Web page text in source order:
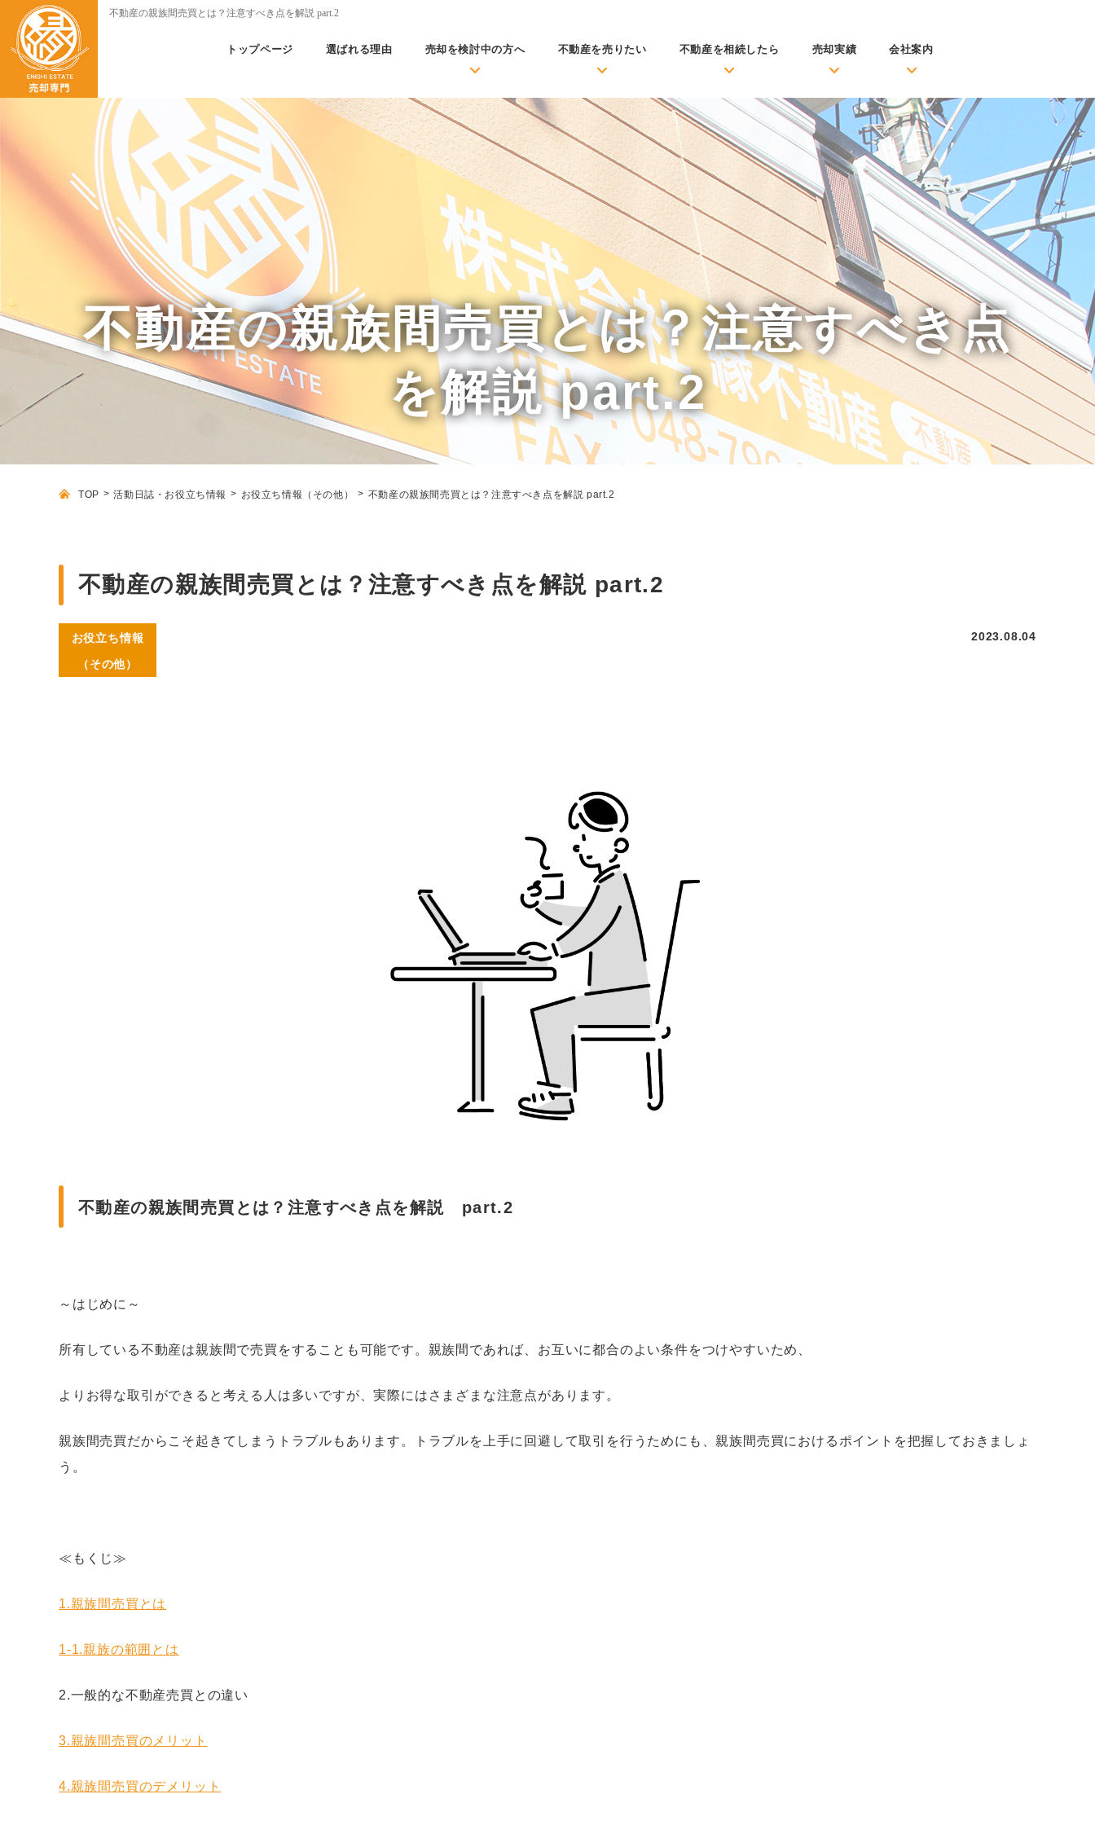
不動産の親族間売買とは？注意すべき点を解説 part.2
トップページ 選ばれる理由 売却を検討中の方へ 不動産を売りたい 不動産を相続したら 売却実績 会社案内
不動産の親族間売買とは？注意すべき点
を解説 part.2
TOP 活動日誌・お役立ち情報 お役立ち情報（その他） 不動産の親族間売買とは？注意すべき点を解説 part.2
不動産の親族間売買とは？注意すべき点を解説 part.2
お役立ち情報
（その他）
2023.08.04
不動産の親族間売買とは？注意すべき点を解説 part.2
～はじめに～
所有している不動産は親族間で売買をすることも可能です。親族間であれば、お互いに都合のよい条件をつけやすいため、
よりお得な取引ができると考える人は多いですが、実際にはさまざまな注意点があります。
親族間売買だからこそ起きてしまうトラブルもあります。トラブルを上手に回避して取引を行うためにも、親族間売買におけるポイントを把握しておきましょ
う。
≪もくじ≫
1.親族間売買とは
1-1.親族の範囲とは
2.一般的な不動産売買との違い
3.親族間売買のメリット
4.親族間売買のデメリット